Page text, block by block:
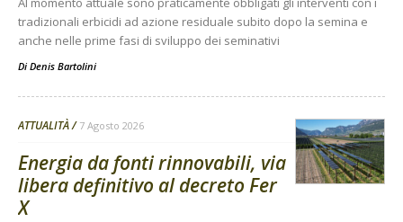
tradizionali erbicidi ad azione residuale subito dopo la semina e
anche nelle prime fasi di sviluppo dei seminativi
Di Denis Bartolini
ATTUALITÀ 7 Agosto 2026
Energia da fonti rinnovabili, via
libera definitivo al decreto Fer
X